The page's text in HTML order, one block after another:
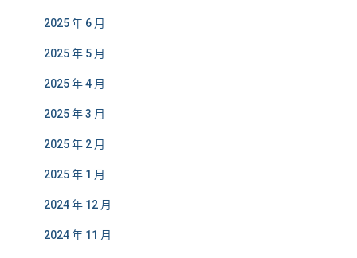
2025 年 6 月
2025 年 5 月
2025 年 4 月
2025 年 3 月
2025 年 2 月
2025 年 1 月
2024 年 12 月
2024 年 11 月